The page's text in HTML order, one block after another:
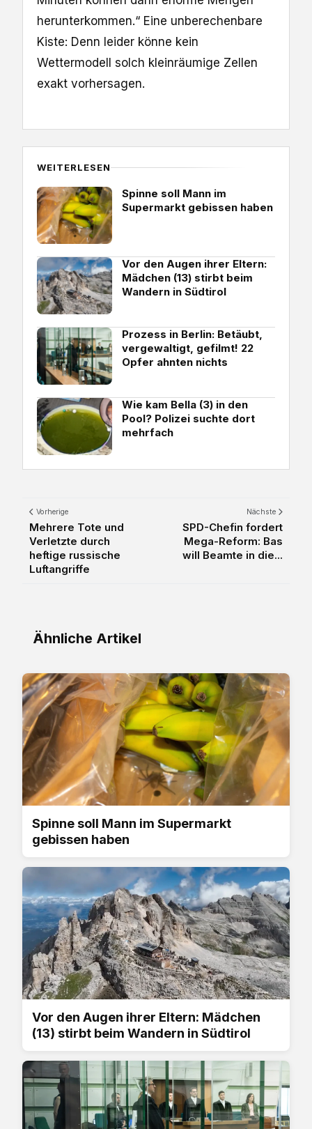
herunterkommen.“ Eine unberechenbare
Kiste: Denn leider könne kein
Wettermodell solch kleinräumige Zellen
exakt vorhersagen.
WEITERLESEN
Spinne soll Mann im
Supermarkt gebissen haben
Vor den Augen ihrer Eltern:
Mädchen (13) stirbt beim
Wandern in Südtirol
Prozess in Berlin: Betäubt,
vergewaltigt, gefilmt! 22
Opfer ahnten nichts
Wie kam Bella (3) in den
Pool? Polizei suchte dort
mehrfach
Vorherige
Mehrere Tote und
Verletzte durch
heftige russische
Luftangriffe
Nächste
SPD-Chefin fordert
Mega-Reform: Bas
will Beamte in die...
Ähnliche Artikel
Spinne soll Mann im Supermarkt
gebissen haben
Vor den Augen ihrer Eltern: Mädchen
(13) stirbt beim Wandern in Südtirol